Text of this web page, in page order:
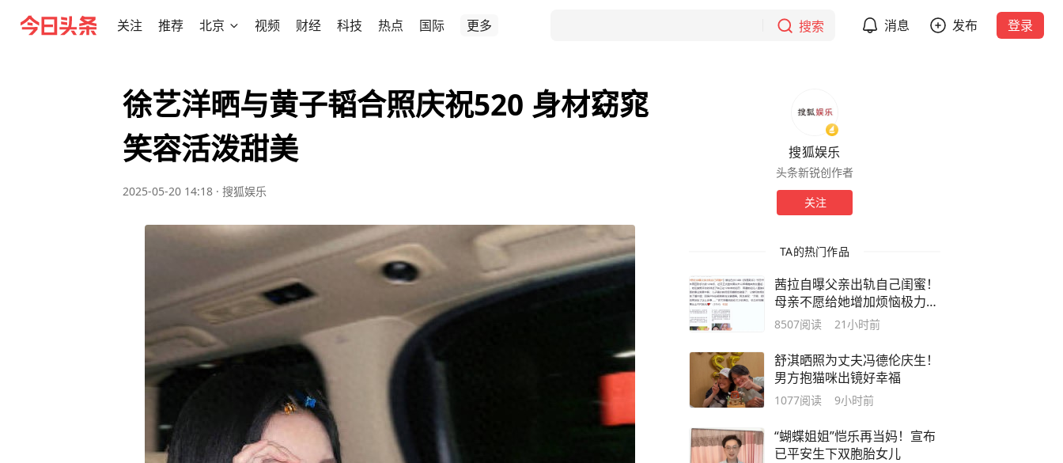
关注 推荐 北京 视频 财经 科技 热点 国际 更多 搜索 消息 发布 登录
徐艺洋晒与黄子韬合照庆祝520 身材窈窕
笑容活泼甜美
2025-05-20 14:18 · 搜狐娱乐
搜狐娱乐
头条新锐创作者
关注
TA的热门作品
茜拉自曝父亲出轨自己闺蜜！
母亲不愿给她增加烦恼极力隐
瞒
8507阅读 21小时前
舒淇晒照为丈夫冯德伦庆生！
男方抱猫咪出镜好幸福
1077阅读 9小时前
“蝴蝶姐姐”恺乐再当妈！宣布
已平安生下双胞胎女儿